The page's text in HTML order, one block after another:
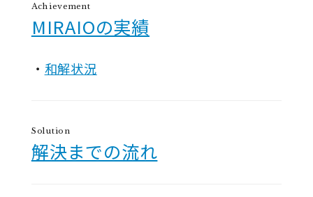
Achievement
MIRAIOの実績
和解状況
Solution
解決までの流れ